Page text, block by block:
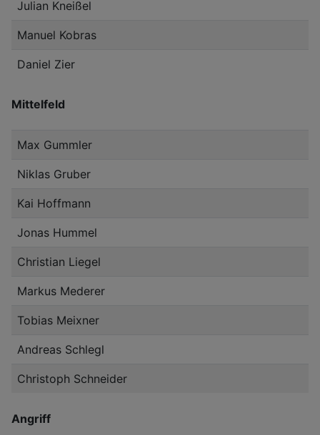
Julian Kneißel
Manuel Kobras
Daniel Zier
Mittelfeld
Max Gummler
Niklas Gruber
Kai Hoffmann
Jonas Hummel
Christian Liegel
Markus Mederer
Tobias Meixner
Andreas Schlegl
Christoph Schneider
Angriff